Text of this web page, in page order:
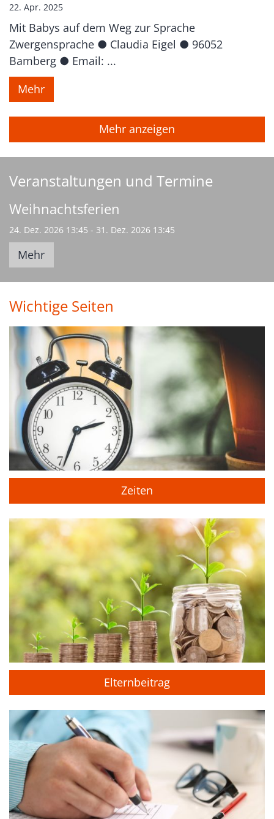
22. Apr. 2025
Mit Babys auf dem Weg zur Sprache
Zwergensprache ● Claudia Eigel ● 96052
Bamberg ● Email: ...
Mehr
Mehr anzeigen
Veranstaltungen und Termine
Weihnachtsferien
24. Dez. 2026 13:45 - 31. Dez. 2026 13:45
Mehr
Wichtige Seiten
Zeiten
Elternbeitrag